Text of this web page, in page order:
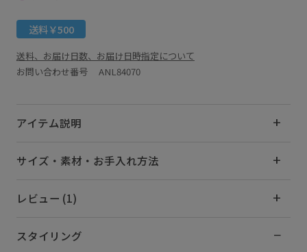
送料￥500
送料、お届け日数、お届け日時指定について
お問い合わせ番号 ANL84070
アイテム説明
サイズ・素材・お手入れ方法
レビュー (1)
スタイリング